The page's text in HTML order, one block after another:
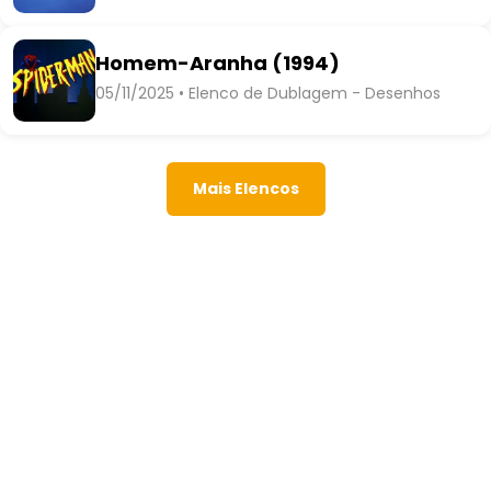
Homem-Aranha (1994)
05/11/2025 • Elenco de Dublagem - Desenhos
Mais Elencos